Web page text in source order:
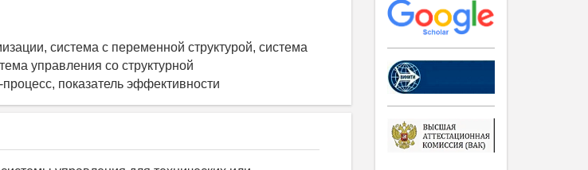
система с переменной структурой, система
управления со структурной
показатель эффективности